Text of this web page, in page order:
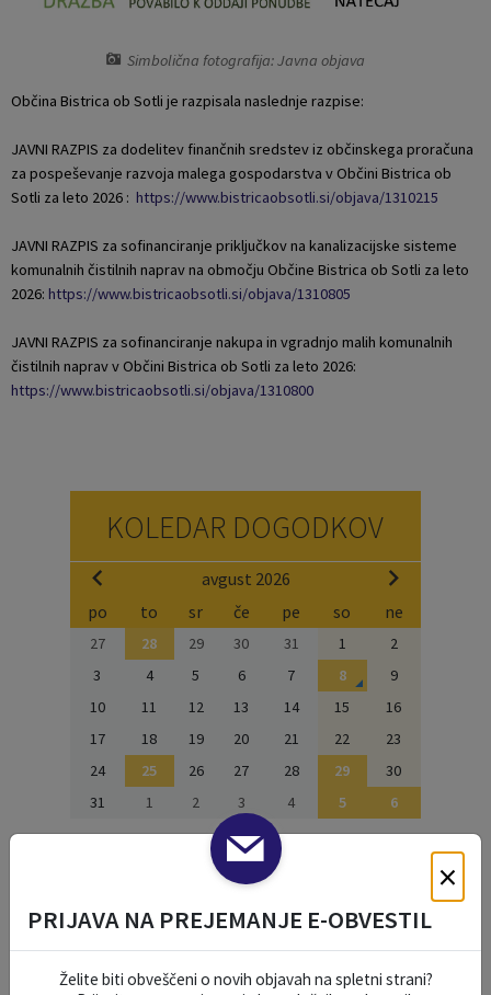
Simbolična fotografija: Javna objava
Občina Bistrica ob Sotli je razpisala naslednje razpise:
JAVNI RAZPIS za dodelitev finančnih sredstev iz občinskega proračuna
za pospeševanje razvoja malega gospodarstva v Občini Bistrica ob
Sotli za leto 2026 : https://www.bistricaobsotli.si/objava/1310215
JAVNI RAZPIS za sofinanciranje priključkov na kanalizacijske sisteme
komunalnih čistilnih naprav na območju Občine Bistrica ob Sotli za leto
2026: https://www.bistricaobsotli.si/objava/1310805
JAVNI RAZPIS za sofinanciranje nakupa in vgradnjo malih komunalnih
čistilnih naprav v Občini Bistrica ob Sotli za leto 2026:
https://www.bistricaobsotli.si/objava/1310800
KOLEDAR DOGODKOV
avgust 2026
po
to sr če pe so ne
27 28 29 30 31 1
2
3
4 5 6 7 8
9
10
11 12 13 14 15
16
17
18 19 20 21 22
23
24
25 26 27 28 29
30
31
1 2 3 4 5 6
NAŠE OKO
Varstvo osebnih podatkov
Temeljni akti občine
Občinski predpisi
Strateški dokumenti
Katalog informacij javnega značaja
Proračun občine
Lokalne volitve
×
PRIJAVA NA PREJEMANJE E-OBVESTIL
Želite biti obveščeni o novih objavah na spletni strani?